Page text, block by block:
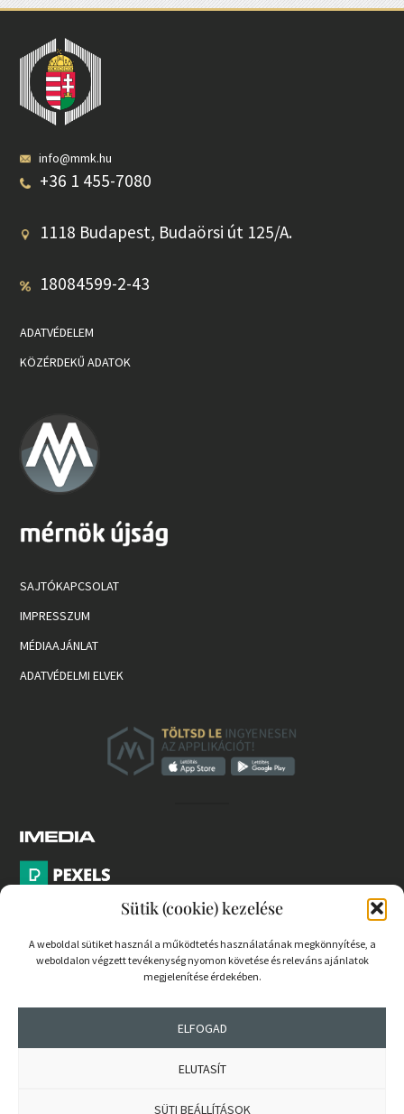
Sütik (cookie) kezelése
A weboldal sütiket használ a működtetés használatának megkönnyítése, a
weboldalon végzett tevékenység nyomon követése és releváns ajánlatok
megjelenítése érdekében.
ELFOGAD
ELUTASÍT
SÜTI BEÁLLÍTÁSOK
info@mmk.hu
+36 1 455-7080
1118 Budapest, Budaörsi út 125/A.
18084599-2-43
ADATVÉDELEM
KÖZÉRDEKŰ ADATOK
SAJTÓKAPCSOLAT
IMPRESSZUM
MÉDIAAJÁNLAT
ADATVÉDELMI ELVEK
PARTNEREK